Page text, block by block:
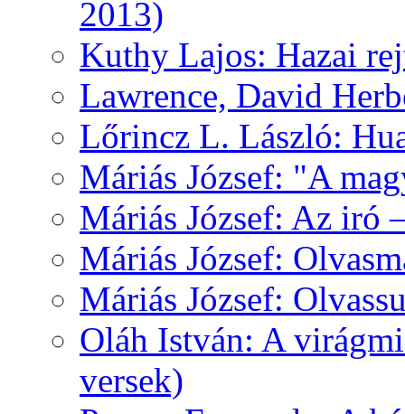
2013)
Kuthy Lajos: Hazai
Lawrence, David
Lőrincz L. László:
Máriás József: "A
Máriás József: Az iró
Máriás József:
Máriás József:
Oláh István: A
versek)